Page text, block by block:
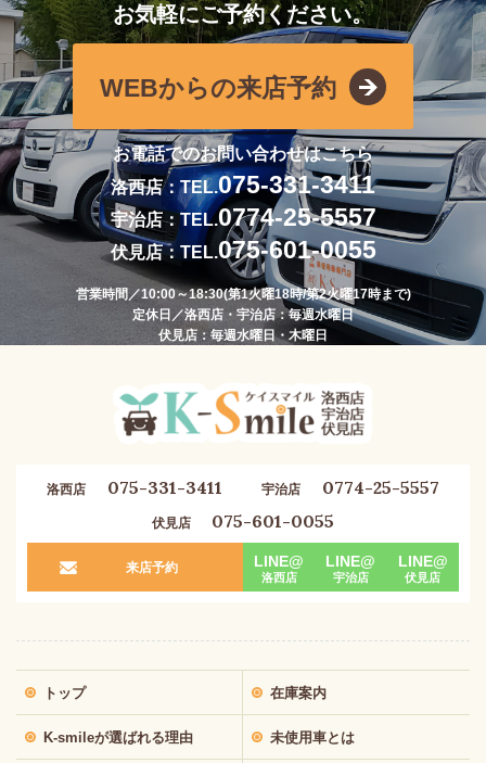
お気軽にご予約ください。
WEBからの来店予約
お電話でのお問い合わせはこちら
洛西店：TEL.075-331-3411
宇治店：TEL.0774-25-5557
伏見店：TEL.075-601-0055
営業時間／10:00～18:30(第1火曜18時/第2火曜17時まで)
定休日／洛西店・宇治店：毎週水曜日
伏見店：毎週水曜日・木曜日
洛西店 075-331-3411 宇治店 0774-25-5557
伏見店 075-601-0055
来店予約 LINE@
洛西店
LINE@
宇治店
LINE@
伏見店
トップ 在庫案内
K-smileが選ばれる理由 未使用車とは